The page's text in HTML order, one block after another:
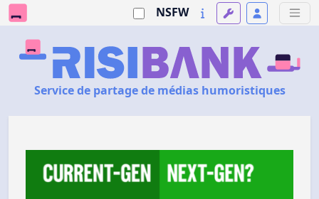
NSFW
Service de partage de médias humoristiques